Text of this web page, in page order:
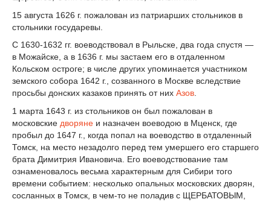
15 августа 1626 г. пожалован из патриарших стольников в
стольники государевы.
С 1630-1632 гг. воеводствовал в Рыльске, два года спустя —
в Можайске, а в 1636 г. мы застаем его в отдаленном
Кольском остроге; в числе других упоминается участником
земского собора 1642 г., созванного в Москве вследствие
просьбы донских казаков принять от них Азов.
1 марта 1643 г. из стольников он был пожалован в
московские дворяне и назначен воеводою в Мценск, где
пробыл до 1647 г., когда попал на воеводство в отдаленный
Томск, на место незадолго перед тем умершего его старшего
брата Димитрия Ивановича. Его воеводствование там
ознаменовалось весьма характерным для Сибири того
времени событием: несколько опальных московских дворян,
сосланных в Томск, в чем-то не поладив с ЩЕРБАТОВЫМ,